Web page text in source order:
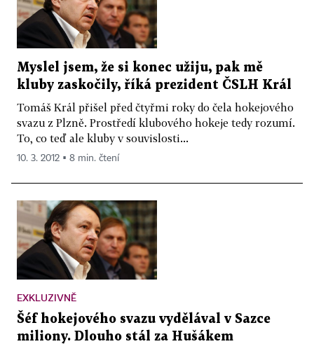
Myslel jsem, že si konec užiju, pak mě
kluby zaskočily, říká prezident ČSLH Král
Tomáš Král přišel před čtyřmi roky do čela hokejového
svazu z Plzně. Prostředí klubového hokeje tedy rozumí.
To, co teď ale kluby v souvislosti...
10. 3. 2012 ▪ 8 min. čtení
EXKLUZIVNĚ
Šéf hokejového svazu vydělával v Sazce
miliony. Dlouho stál za Hušákem